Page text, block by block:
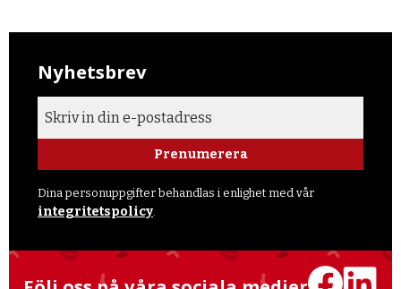
Nyhetsbrev
Prenumerera
Dina personuppgifter behandlas i enlighet med vår
integritetspolicy